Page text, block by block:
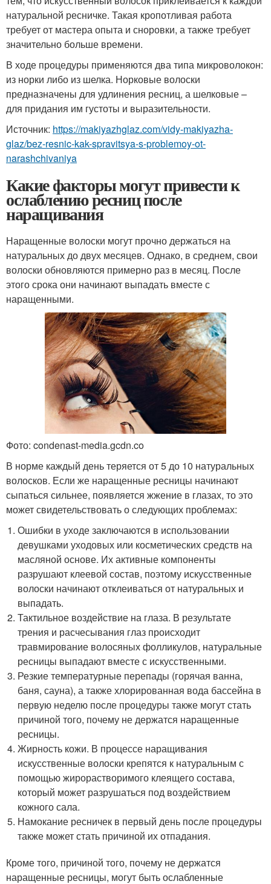
натуральной ресничке. Такая кропотливая работа
требует от мастера опыта и сноровки, а также требует
значительно больше времени.
В ходе процедуры применяются два типа микроволокон:
из норки либо из шелка. Норковые волоски
предназначены для удлинения ресниц, а шелковые –
для придания им густоты и выразительности.
Источник: https://makiyazhglaz.com/vidy-makiyazha-
glaz/bez-resnic-kak-spravitsya-s-problemoy-ot-
narashchivaniya
Какие факторы могут привести к
ослаблению ресниц после
наращивания
Наращенные волоски могут прочно держаться на
натуральных до двух месяцев. Однако, в среднем, свои
волоски обновляются примерно раз в месяц. После
этого срока они начинают выпадать вместе с
наращенными.
Фото: condenast-media.gcdn.co
В норме каждый день теряется от 5 до 10 натуральных
волосков. Если же наращенные ресницы начинают
сыпаться сильнее, появляется жжение в глазах, то это
может свидетельствовать о следующих проблемах:
Ошибки в уходе заключаются в использовании
девушками уходовых или косметических средств на
масляной основе. Их активные компоненты
разрушают клеевой состав, поэтому искусственные
волоски начинают отклеиваться от натуральных и
выпадать.
Тактильное воздействие на глаза. В результате
трения и расчесывания глаз происходит
травмирование волосяных фолликулов, натуральные
ресницы выпадают вместе с искусственными.
Резкие температурные перепады (горячая ванна,
баня, сауна), а также хлорированная вода бассейна в
первую неделю после процедуры также могут стать
причиной того, почему не держатся наращенные
ресницы.
Жирность кожи. В процессе наращивания
искусственные волоски крепятся к натуральным с
помощью жирорастворимого клеящего состава,
который может разрушаться под воздействием
кожного сала.
Намокание ресничек в первый день после процедуры
также может стать причиной их отпадания.
Кроме того, причиной того, почему не держатся
наращенные ресницы, могут быть ослабленные